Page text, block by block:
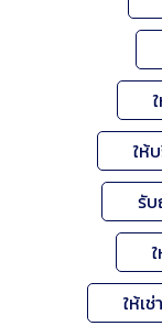
ให้
รั
ให้เ